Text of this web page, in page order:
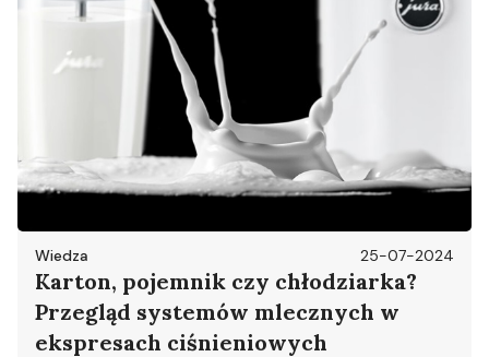
Wiedza 25-07-2024
Karton, pojemnik czy chłodziarka?
Przegląd systemów mlecznych w
ekspresach ciśnieniowych